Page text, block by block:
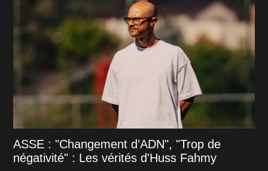
ASSE : "Changement d’ADN", "Trop de
négativité" : Les vérités d'Huss Fahmy